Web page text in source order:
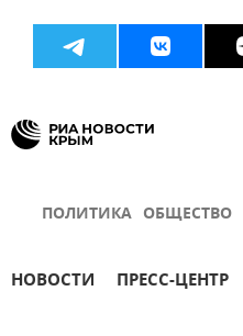
ПОЛИТИКА ОБЩЕСТВО
НОВОСТИ ПРЕСС-ЦЕНТР